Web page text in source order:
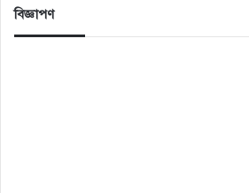
বিজ্ঞাপণ